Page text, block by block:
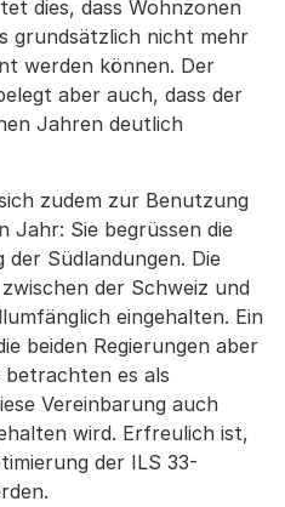
dies, dass Wohnzonen
grundsätzlich nicht mehr
werden können. Der
aber auch, dass der
Jahren deutlich
zudem zur Benutzung
Jahr: Sie begrüssen die
Südlandungen. Die
der Schweiz und
eingehalten. Ein
beiden Regierungen aber
es als
Vereinbarung auch
wird. Erfreulich ist,
der ILS 33-